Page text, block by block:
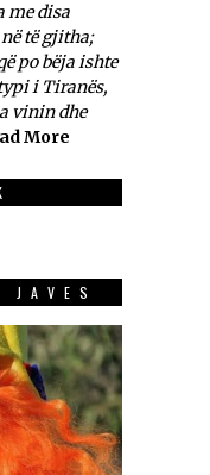
me disa
të gjitha;
po bëja ishte
i Tiranës,
vinin dhe
More